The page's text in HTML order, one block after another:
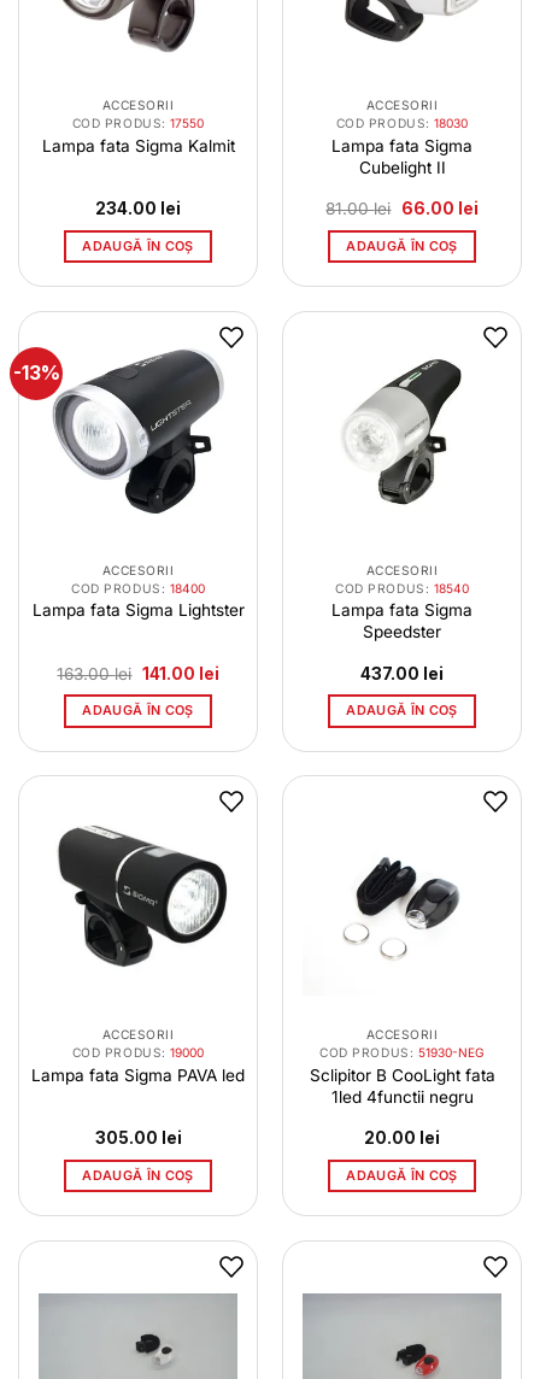
ACCESORII
COD PRODUS:17550
Lampa fata Sigma Kalmit
234.00 lei
ADAUGĂ ÎN COȘ
ACCESORII
COD PRODUS:18030
Lampa fata Sigma
Cubelight II
81.00lei Prețul
a
fost:
66.00 leiPrețul
ADAUGĂ ÎN COȘ
-13%
ACCESORII
COD PRODUS: 18400
Lampa fata Sigma Lightster
163.00lei Prețul
a
fost:
163.00 lei.
141.00 leiPrețul
ADAUGĂ ÎN COȘ
ACCESORII
COD PRODUS: 18540
Lampa fata Sigma
Speedster
437.00 lei
ADAUGĂ ÎN COȘ
ACCESORII
COD PRODUS:19000
Lampa fata Sigma PAVA led
305.00 lei
ADAUGĂ ÎN COȘ
ACCESORII
COD PRODUS: 51930-NEG
Sclipitor B CooLight fata
1led 4functii negru
20.00 lei
ADAUGĂ ÎN COȘ